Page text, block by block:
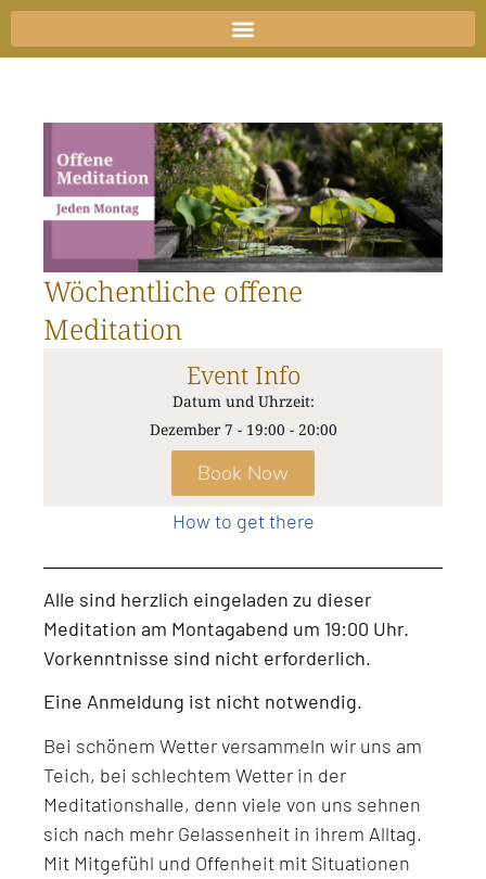
Zum
Inhalt
Wöchentliche offene
Meditation
Event Info
Datum und Uhrzeit:
Dezember 7 - 19:00 - 20:00
Book Now
How to get there
Alle sind herzlich eingeladen zu dieser
Meditation am Montagabend um 19:00 Uhr.
Vorkenntnisse sind nicht erforderlich.
Eine Anmeldung ist nicht notwendig.
Bei schönem Wetter versammeln wir uns am
Teich, bei schlechtem Wetter in der
Meditationshalle, denn viele von uns sehnen
sich nach mehr Gelassenheit in ihrem Alltag.
Mit Mitgefühl und Offenheit mit Situationen